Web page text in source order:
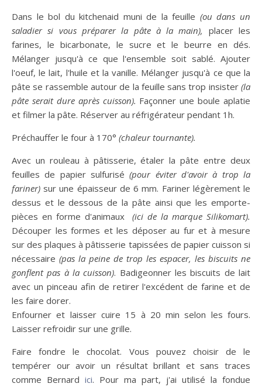
Dans le bol du kitchenaid muni de la feuille (ou dans un
saladier si vous préparer la pâte à la main), placer les
farines, le bicarbonate, le sucre et le beurre en dés.
Mélanger jusqu'à ce que l'ensemble soit sablé. Ajouter
l'oeuf, le lait, l'huile et la vanille. Mélanger jusqu'à ce que la
pâte se rassemble autour de la feuille sans trop insister(la
pâte serait dure après cuisson). Façonner une boule aplatie
et filmer la pâte. Réserver au réfrigérateur pendant 1h.
Préchauffer le four à 170° (chaleur tournante).
Avec un rouleau à pâtisserie, étaler la pâte entre deux
feuilles de papier sulfurisé(pour éviter d'avoir à trop la
fariner) sur une épaisseur de 6 mm. Fariner légèrement le
dessus et le dessous de la pâte ainsi que les emporte-
pièces en forme d'animaux(ici de la marque Silikomart).
Découper les formes et les déposer au fur et à mesure
sur des plaques à pâtisserie tapissées de papier cuisson si
nécessaire (pas la peine de trop les espacer, les biscuits ne
gonflent pas à la cuisson). Badigeonner les biscuits de lait
avec un pinceau afin de retirer l'excédent de farine et de
les faire dorer.
Enfourner et laisser cuire 15 à 20 min selon les fours.
Laisser refroidir sur une grille.
Faire fondre le chocolat. Vous pouvez choisir de le
tempérer our avoir un résultat brillant et sans traces
comme Bernard ici. Pour ma part, j'ai utilisé la fondue